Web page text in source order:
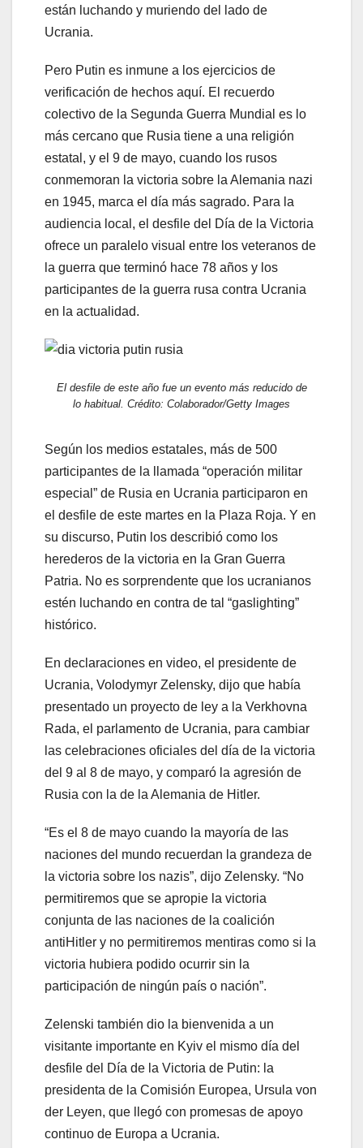
están luchando y muriendo del lado de
Ucrania.
Pero Putin es inmune a los ejercicios de
verificación de hechos aquí. El recuerdo
colectivo de la Segunda Guerra Mundial es lo
más cercano que Rusia tiene a una religión
estatal, y el 9 de mayo, cuando los rusos
conmemoran la victoria sobre la Alemania nazi
en 1945, marca el día más sagrado. Para la
audiencia local, el desfile del Día de la Victoria
ofrece un paralelo visual entre los veteranos de
la guerra que terminó hace 78 años y los
participantes de la guerra rusa contra Ucrania
en la actualidad.
El desfile de este año fue un evento más reducido de
lo habitual. Crédito: Colaborador/Getty Images
Según los medios estatales, más de 500
participantes de la llamada “operación militar
especial” de Rusia en Ucrania participaron en
el desfile de este martes en la Plaza Roja. Y en
su discurso, Putin los describió como los
herederos de la victoria en la Gran Guerra
Patria. No es sorprendente que los ucranianos
estén luchando en contra de tal “gaslighting”
histórico.
En declaraciones en video, el presidente de
Ucrania, Volodymyr Zelensky, dijo que había
presentado un proyecto de ley a la Verkhovna
Rada, el parlamento de Ucrania, para cambiar
las celebraciones oficiales del día de la victoria
del 9 al 8 de mayo, y comparó la agresión de
Rusia con la de la Alemania de Hitler.
“Es el 8 de mayo cuando la mayoría de las
naciones del mundo recuerdan la grandeza de
la victoria sobre los nazis”, dijo Zelensky. “No
permitiremos que se apropie la victoria
conjunta de las naciones de la coalición
antiHitler y no permitiremos mentiras como si la
victoria hubiera podido ocurrir sin la
participación de ningún país o nación”.
Zelenski también dio la bienvenida a un
visitante importante en Kyiv el mismo día del
desfile del Día de la Victoria de Putin: la
presidenta de la Comisión Europea, Ursula von
der Leyen, que llegó con promesas de apoyo
continuo de Europa a Ucrania.